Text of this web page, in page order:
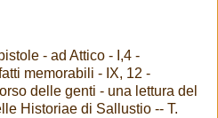
- ad Attico - I,4 -
memorabili - IX, 12 -
delle genti - una lettura del
Historiae di Sallustio -- T.